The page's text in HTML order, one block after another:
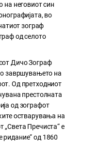
на неговиот син
во
зограф
од селото
Дичо Зограф
завршувањето на
Од претходниот
престолната
од зографот
остварувања на
Пречиста“ е
ридание“ од 1860